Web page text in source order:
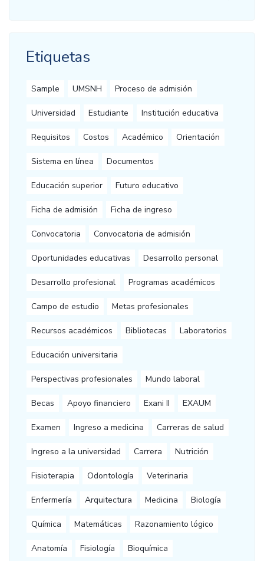
Etiquetas
Sample UMSNH Proceso de admisión
Universidad Estudiante Institución educativa
Requisitos Costos Académico Orientación
Sistema en línea Documentos
Educación superior Futuro educativo
Ficha de admisión Ficha de ingreso
Convocatoria Convocatoria de admisión
Oportunidades educativas Desarrollo personal
Desarrollo profesional Programas académicos
Campo de estudio Metas profesionales
Recursos académicos Bibliotecas Laboratorios
Educación universitaria
Perspectivas profesionales Mundo laboral
Becas Apoyo financiero Exani II EXAUM
Examen Ingreso a medicina Carreras de salud
Ingreso a la universidad Carrera Nutrición
Fisioterapia Odontología Veterinaria
Enfermería Arquitectura Medicina Biología
Química Matemáticas Razonamiento lógico
Anatomía Fisiología Bioquímica